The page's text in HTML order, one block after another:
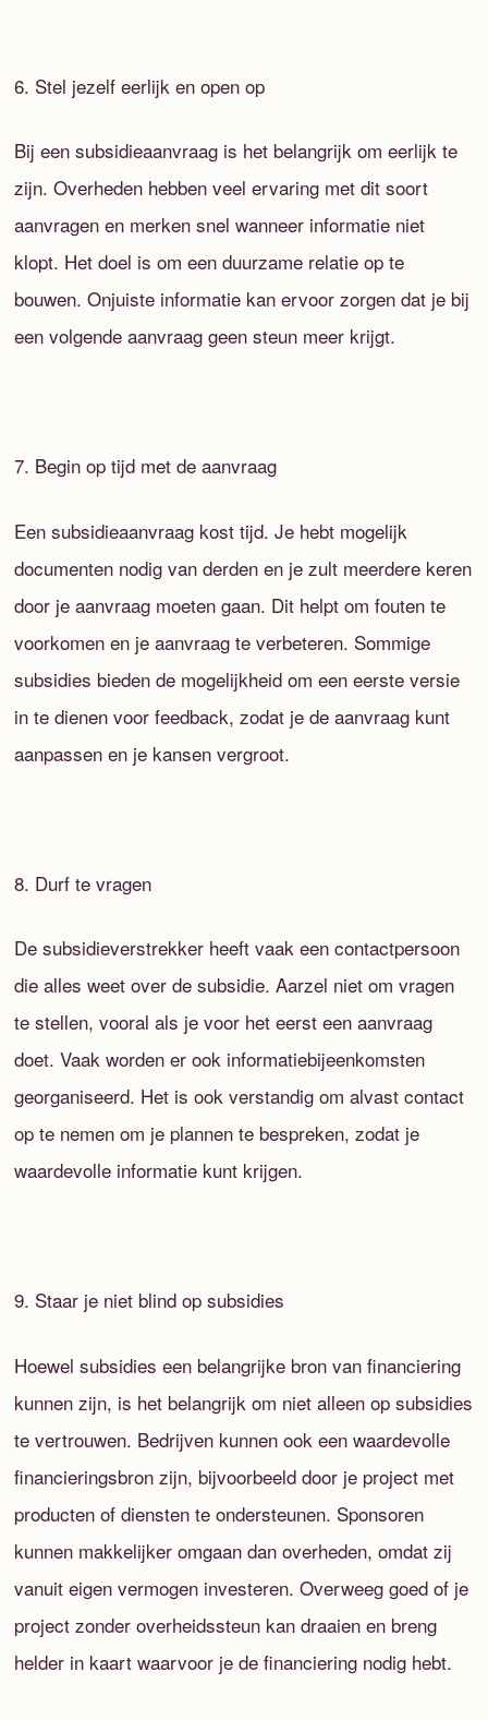
6. Stel jezelf eerlijk en open op
Bij een subsidieaanvraag is het belangrijk om eerlijk te
zijn. Overheden hebben veel ervaring met dit soort
aanvragen en merken snel wanneer informatie niet
klopt. Het doel is om een duurzame relatie op te
bouwen. Onjuiste informatie kan ervoor zorgen dat je bij
een volgende aanvraag geen steun meer krijgt.
7. Begin op tijd met de aanvraag
Een subsidieaanvraag kost tijd. Je hebt mogelijk
documenten nodig van derden en je zult meerdere keren
door je aanvraag moeten gaan. Dit helpt om fouten te
voorkomen en je aanvraag te verbeteren. Sommige
subsidies bieden de mogelijkheid om een eerste versie
in te dienen voor feedback, zodat je de aanvraag kunt
aanpassen en je kansen vergroot.
8. Durf te vragen
De subsidieverstrekker heeft vaak een contactpersoon
die alles weet over de subsidie. Aarzel niet om vragen
te stellen, vooral als je voor het eerst een aanvraag
doet. Vaak worden er ook informatiebijeenkomsten
georganiseerd. Het is ook verstandig om alvast contact
op te nemen om je plannen te bespreken, zodat je
waardevolle informatie kunt krijgen.
9. Staar je niet blind op subsidies
Hoewel subsidies een belangrijke bron van financiering
kunnen zijn, is het belangrijk om niet alleen op subsidies
te vertrouwen. Bedrijven kunnen ook een waardevolle
financieringsbron zijn, bijvoorbeeld door je project met
producten of diensten te ondersteunen. Sponsoren
kunnen makkelijker omgaan dan overheden, omdat zij
vanuit eigen vermogen investeren. Overweeg goed of je
project zonder overheidssteun kan draaien en breng
helder in kaart waarvoor je de financiering nodig hebt.